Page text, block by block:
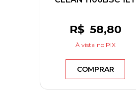
R$ 58,80
À vista no PIX
COMPRAR